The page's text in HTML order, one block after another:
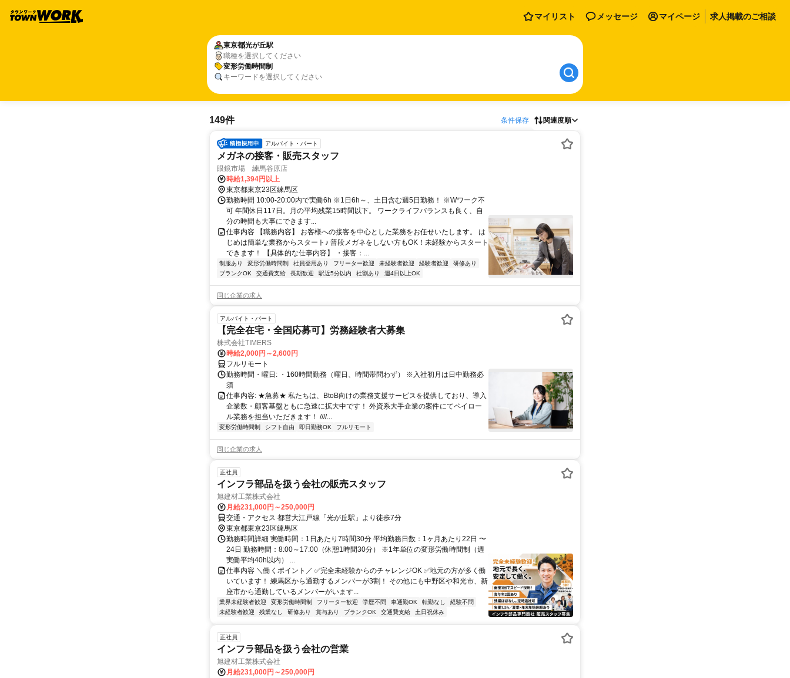
マイリスト メッセージ マイページ 求人掲載のご相談
東京都光が丘駅
職種を選択してください
変形労働時間制
キーワードを選択してください
149件 条件保存 関連度順
アルバイト・パート
メガネの接客・販売スタッフ
眼鏡市場 練馬谷原店
時給1,394円以上
東京都東京23区練馬区
勤務時間 10:00-20:00内で実働6h ※1日6h～、土日含む週5日勤務！ ※Wワーク不
可 年間休日117日。月の平均残業15時間以下。 ワークライフバランスも良く、自
分の時間も大事にできます...
仕事内容 【職務内容】 お客様への接客を中心とした業務をお任せいたします。 は
じめは簡単な業務からスタート♪ 普段メガネをしない方もOK！未経験からスタート
できます！ 【具体的な仕事内容】 ・接客：...
制服あり 変形労働時間制 社員登用あり フリーター歓迎 未経験者歓迎 経験者歓迎
研修あり
ブランクOK
交通費支給 長期歓迎 駅近5分以内 社割あり 週4日以上OK
同じ企業の求人
アルバイト・パート
【完全在宅・全国応募可】労務経験者大募集
株式会社TIMERS
時給2,000円～2,600円
フルリモート
勤務時間・曜日: ・160時間勤務（曜日、時間帯問わず） ※入社初月は日中勤務必
須
仕事内容: ★急募★ 私たちは、BtoB向けの業務支援サービスを提供しており、導入
企業数・顧客基盤ともに急速に拡大中です！ 外資系大手企業の案件にてペイロー
ル業務を担当いただきます！ ////...
変形労働時間制 シフト自由 即日勤務OK フルリモート
同じ企業の求人
正社員
インフラ部品を扱う会社の販売スタッフ
旭建材工業株式会社
月給231,000円～250,000円
交通・アクセス 都営大江戸線「光が丘駅」より徒歩7分
東京都東京23区練馬区
勤務時間詳細 実働時間：1日あたり7時間30分 平均勤務日数：1ヶ月あたり22日 〜
24日 勤務時間：8:00～17:00（休憩1時間30分） ※1年単位の変形労働時間制（週
実働平均40h以内） ...
仕事内容 ＼働くポイント／ ✅完全未経験からのチャレンジOK ✅地元の方が多く働
いています！ 練馬区から通勤するメンバーが3割！ その他にも中野区や和光市、新
座市から通勤しているメンバーがいます...
業界未経験者歓迎 変形労働時間制 フリーター歓迎 学歴不問 車通勤OK 転勤なし
経験不問
未経験者歓迎
残業なし 研修あり 賞与あり ブランクOK 交通費支給 土日祝休み
正社員
インフラ部品を扱う会社の営業
旭建材工業株式会社
月給231,000円～250,000円